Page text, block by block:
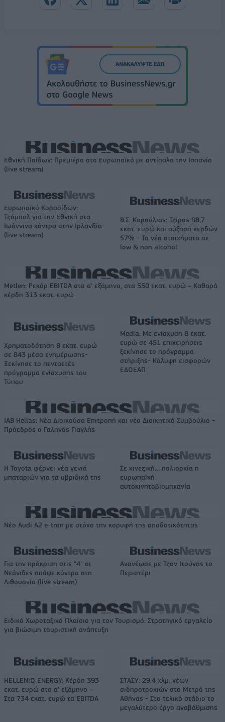
Εθνική Παίδων: Πρεμιέρα στο Ευρωπαϊκό με αντίπαλο την Ισπανία
(live stream)
Ευρωπαϊκό Κορασίδων:
Τζάμπολ για την Εθνική στα
Ιωάννινα κόντρα στην Ιρλανδία
(live stream)
Β.Σ. Καρούλιας: Τζίρος 98,7
εκατ. ευρώ και αύξηση κερδών
57% - Τα νέα στοιχήματα σε
low & non alcohol
Metlen: Ρεκόρ EBITDA στο α' εξάμηνο, στα 550 εκατ. ευρώ – Καθαρά
κέρδη 313 εκατ. ευρώ
Χρηματοδότηση 8 εκατ. ευρώ
σε 843 μέσα ενημέρωσης-
Ξεκίνησε το πενταετές
πρόγραμμα ενίσχυσης του
Τύπου
Media: Με ενίσχυση 8 εκατ.
ευρώ σε 451 επιχειρήσεις
ξεκίνησε το πρόγραμμα
στήριξης- Κάλυψη εισφορών
ΕΔΟΕΑΠ
IAB Hellas: Νέα Διοικούσα Επιτροπή και νέο Διοικητικό Συμβούλιο -
Πρόεδρος ο Γαληνός Γιαγλής
Η Toyota φέρνει νέα γενιά
μπαταριών για τα υβριδικά της
Σε κινεζική… πολιορκία η
ευρωπαϊκή
αυτοκινητοβιομηχανία
Νέο Audi A2 e-tron με στόχο την κορυφή της αποδοτικότητας
Για την πρόκριση στις "4" οι
Νεάνιδες απόψε κόντρα στη
Λιθουανία (live stream)
Ανανέωσε με Τζον Ιτούνας το
Περιστέρι
Ειδικό Χωροταξικό Πλαίσιο για τον Τουρισμό: Στρατηγικό εργαλείο
για βιώσιμη τουριστική ανάπτυξη
HELLENiQ ENERGY: Κέρδη 393
εκατ. ευρώ στο α' εξάμηνο –
Στα 734 εκατ. ευρώ τα EBITDA
ΣΤΑΣΥ: 29,4 χλμ. νέων
σιδηροτροχιών στο Μετρό της
Αθήνας - Στο τελικό στάδιο το
μεγαλύτερο έργο αναβάθμισης